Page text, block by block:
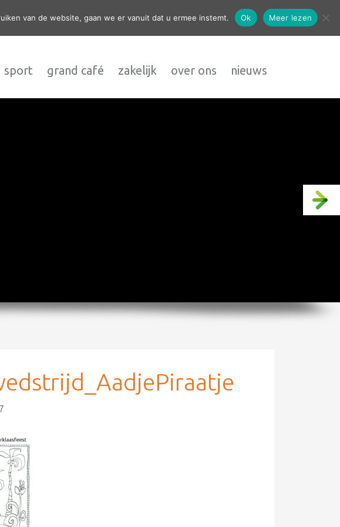
contact
sport grand café zakelijk over ons nieuws
van de website, gaan we er vanuit dat u ermee instemt. Ok Meer lezen